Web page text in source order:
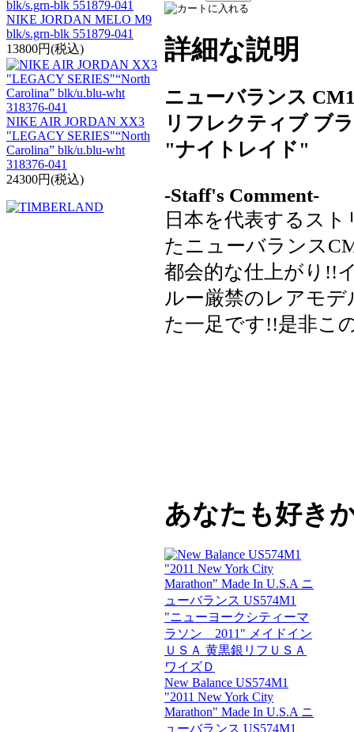
NIKE JORDAN MELO M9
blk/s.grn-blk 551879-041
13800円(税込)
NIKE AIR JORDAN XX3
"LEGACY SERIES"“North
Carolina” blk/u.blu-wht
318376-041
24300円(税込)
詳細な説明
ニューバランス
リフレクティブ ブ
"ナイトレイド"
-Staff's Comment-
日本を代表するス
たニューバランス
都会的な仕上がり!!
ルー厳禁のレアモ
た一足です!!是非こ
あなたも好き
New Balance US574M1
"2011 New York City
Marathon" Made In U.S.A ニ
ューバランス US574M1